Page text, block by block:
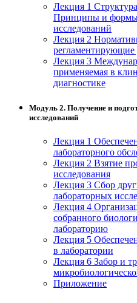
Техника и
транспорта
Техника и
Культура и спорт
Физкультура и
Сервис и туризм
Изобразительное и
искусств
Средства массовой
информативно-
Управление в
Лекция 1
Принципы и формы
исследований
Лекция 2
регламентирующие
Лекция 3
применяемая в
диагностике
Модуль 2. Получение и
исследований
Лекция 1
лабораторного
Лекция 2 Взятие
исследования
Лекция 3 Сбор
лабораторных
Лекция 4
собранного
лабораторию
Лекция 5
в лаборатории
Лекция 6 Забор и
Приложение